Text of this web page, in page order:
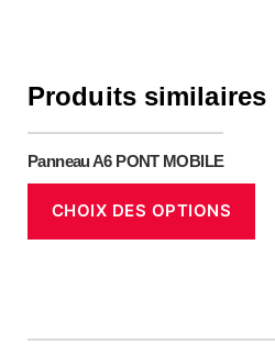
Produits similaires
Panneau A6 PONT MOBILE
CHOIX DES OPTIONS